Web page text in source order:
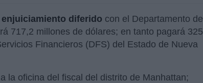
diferido con el Departamento de
717,2 millones de dólares; en tanto pagará 325
Financieros (DFS) del Estado de Nueva
la oficina del fiscal del distrito de Manhattan;